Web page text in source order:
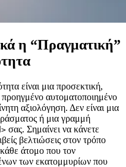
η “Πραγματική”
είναι μια προσεκτική,
αυτοματοποιημένο
αξιολόγηση. Δεν είναι μια
ή μια γραμμή
σας. Σημαίνει να κάνετε
βελτιώσεις στον τρόπο
κάθε άτομο που τον
των εκατομμυρίων που